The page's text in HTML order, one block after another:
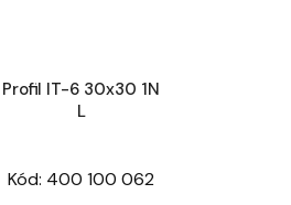
Profil IT-6 30x30 1N
L
Kód: 400 100 062